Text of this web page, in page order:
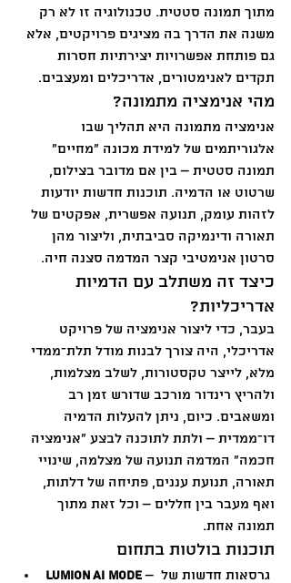
מתוך תמונה סטטית. טכנולוגיה זו לא רק
משנה את הדרך בה מציגים פרויקטים, אלא
גם פותחת אפשרויות יצירתיות חסרות
תקדים לאנימטורים, אדריכלים ומעצבים.
מהי אנימציה מתמונה?
אנימציה מתמונה היא תהליך שבו
אלגוריתמים של למידת מכונה "מחיים"
תמונה סטטית – בין אם מדובר בצילום,
שרטוט או הדמיה. תוכנות חדשות יודעות
לזהות עומק, תנועה אפשרית, אפקטים של
תאורה ודינמיקה סביבתית, וליצור מהן
סרטון אנימטיבי קצר המדמה סצנה חיה.
כיצד זה משתלב עם הדמיות
אדריכליות?
בעבר, כדי ליצור אנימציה של פרויקט
אדריכלי, היה צורך לבנות מודל תלת־ממדי
מלא, לייצר טקסטורות, לשלב מצלמות,
ולהריץ רינדור מורכב שדורש זמן רב
ומשאבים. כיום, ניתן להעלות הדמיה
דו־ממדית – ולתת לתוכנה לבצע "אנימציה
חכמה" המדמה תנועה של מצלמה, שינויי
תאורה, תנועת עננים, פתיחה של דלתות,
ואף מעבר בין חללים – וכל זאת מתוך
תמונה אחת.
תוכנות בולטות בתחום
Lumion AI Mode – גרסאות חדשות של